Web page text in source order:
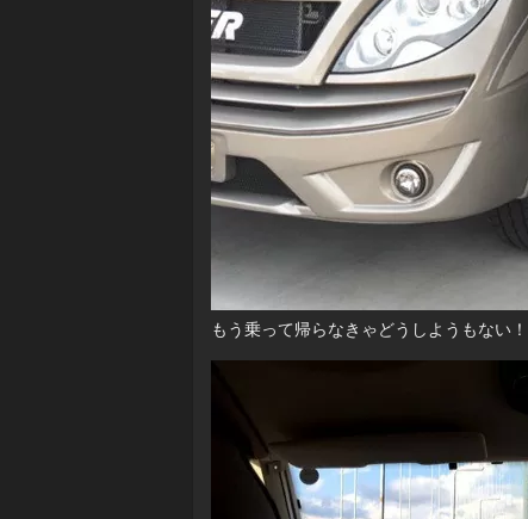
もう乗って帰らなきゃどうしようもない